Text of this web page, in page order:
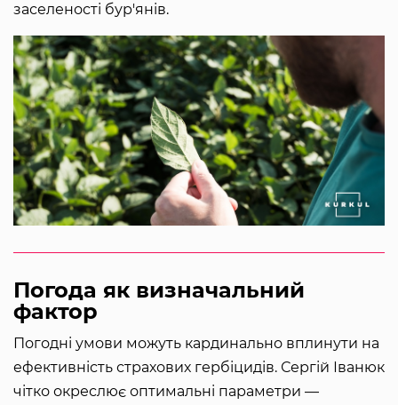
заселеності бур'янів.
Погода як визначальний
фактор
Погодні умови можуть кардинально вплинути на
ефективність страхових гербіцидів. Сергій Іванюк
чітко окреслює оптимальні параметри —